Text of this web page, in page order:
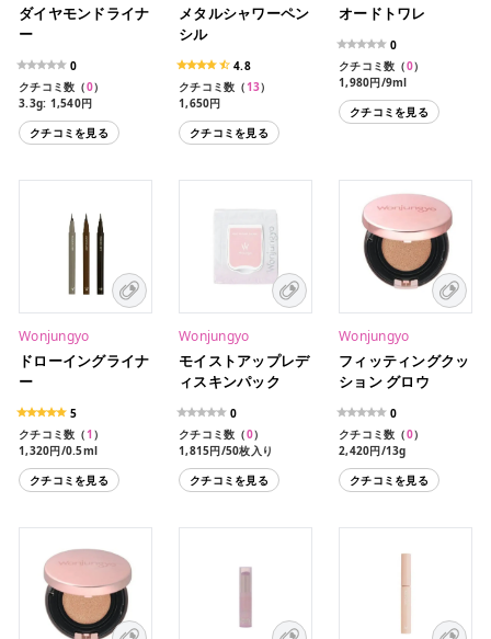
ダイヤモンドライナ
ー
0
クチコミ数（0）
3.3g: 1,540円
クチコミを見る
メタルシャワーペン
シル
4.8
クチコミ数（13）
1,650円
クチコミを見る
オードトワレ
0
クチコミ数（0）
1,980円/9ml
クチコミを見る
Wonjungyo
ドローイングライナ
ー
5
クチコミ数（1 ）
1,320円/0.5ml
クチコミを見る
Wonjungyo
モイストアップレデ
ィスキンパック
0
クチコミ数（0）
1,815円/50枚入り
クチコミを見る
Wonjungyo
フィッティングクッ
ション グロウ
0
クチコミ数（0）
2,420円/13g
クチコミを見る